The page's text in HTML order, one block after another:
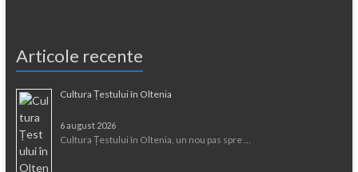
Articole recente
Cultura Țestului în Oltenia
6 august 2026
Cultura Țestului în Oltenia, un nou pas spre …